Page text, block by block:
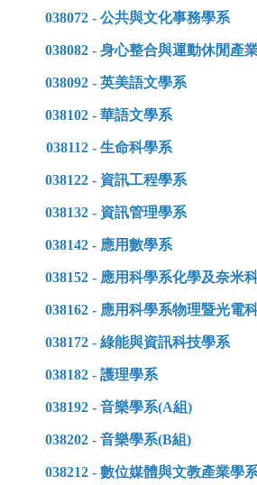
038072 - 公共與文化事務學系
038082 - 身心整合與運動休閒產
038092 - 英美語文學系
038102 - 華語文學系
038112 - 生命科學系
038122 - 資訊工程學系
038132 - 資訊管理學系
038142 - 應用數學系
038152 - 應用科學系化學及奈米
038162 - 應用科學系物理暨光電
038172 - 綠能與資訊科技學系
038182 - 護理學系
038192 - 音樂學系(A組)
038202 - 音樂學系(B組)
038212 - 數位媒體與文教產業學